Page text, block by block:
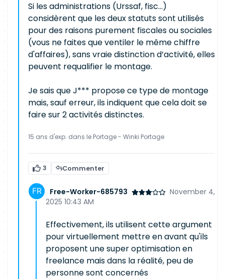
Si les administrations (Urssaf, fisc…)
considèrent que les deux statuts sont utilisés
pour des raisons purement fiscales ou sociales
(vous ne faites que ventiler le même chiffre
d'affaires), sans vraie distinction d’activité, elles
peuvent requalifier le montage.
Je sais que J*** propose ce type de montage
mais, sauf erreur, ils indiquent que cela doit se
faire sur 2 activités distinctes.
15 ans d'exp. dans le Portage - Winki Portage
3 Commenter
Free-Worker-685793
November 4,
2025 10:43 AM
Effectivement, ils utilisent cette argument
pour virtuellement mettre en avant qu'ils
proposent une super optimisation en
freelance mais dans la réalité, peu de
personne sont concernés